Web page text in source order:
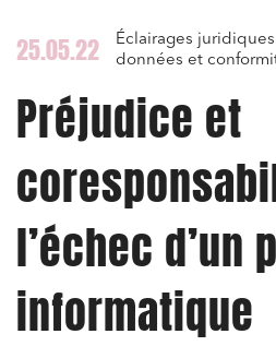
25.05.22
Éclairages
données et
Préjudice et
l’échec d’un
informatique